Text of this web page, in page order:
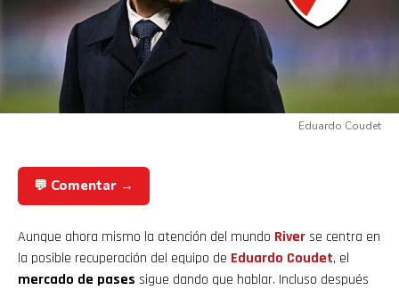
Eduardo Coudet
💬 Comentar →
Aunque ahora mismo la atención del mundo Riverse centra en
la posible recuperación del equipo de Eduardo Coudet, el
mercado de pases sigue dando que hablar. Incluso después